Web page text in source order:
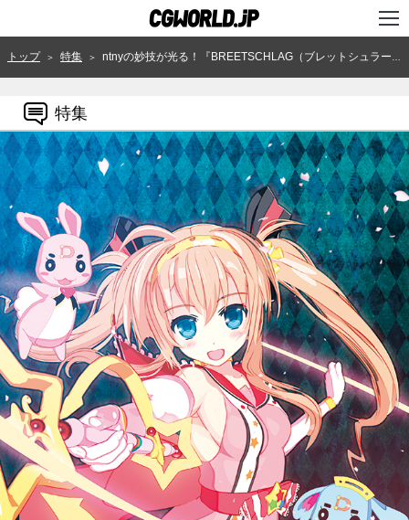
TOP
ニュース
特集
連載
用語辞典
スタジオ
講座
SHOP
クリエイターズID
求人
トップ ＞ 特集 ＞ ntnyの妙技が光る！『BREETSCHLAG（ブレットシュラーク）』ヒロイン・華月せいらの3DCGキャラクター化
特集